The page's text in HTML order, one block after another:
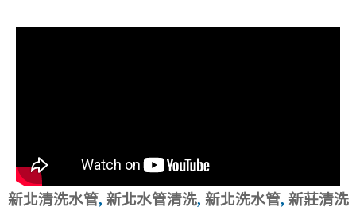
新北清洗水管, 新北水管清洗, 新北洗水管, 新莊清洗